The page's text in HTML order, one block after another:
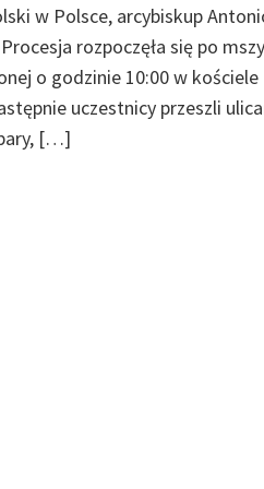
w Polsce, arcybiskup
rozpoczęła się po mszy
o godzinie 10:00 w kościele
uczestnicy przeszli
[…]